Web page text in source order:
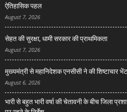
ऐतिहासिक पहल
August 7, 2026
सेहत की सुरक्षा, धामी सरकार की प्राथमिकता
August 7, 2026
मुख्यमंत्री से महानिदेशक एनसीसी ने की शिष्टाचार भेंट
August 6, 2026
भारी से बहुत भारी वर्षा की चेतावनी के बीच जिला